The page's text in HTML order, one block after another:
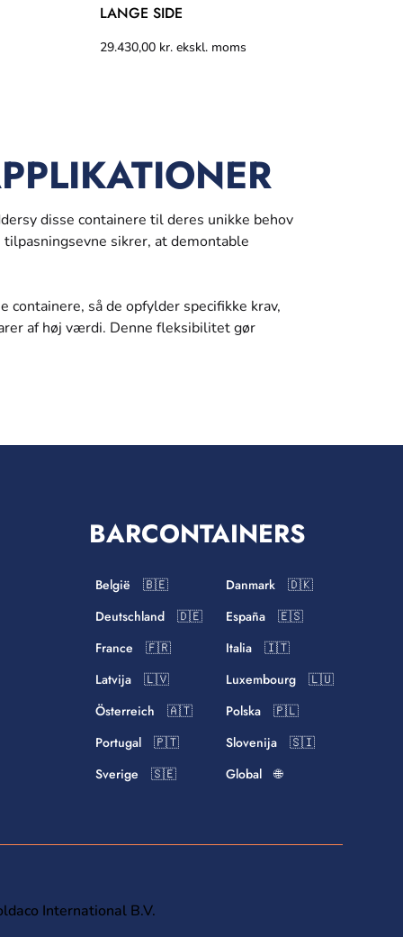
LANGE SIDE
29.430,00 kr. ekskl. moms
disse containere til deres unikke behov
sikrer, at demontable
så de opfylder specifikke krav,
af høj værdi. Denne fleksibilitet gør
BARCONTAINERS
België 🇧🇪
Danmark 🇩🇰
Deutschland 🇩🇪
España 🇪🇸
France 🇫🇷
Italia 🇮🇹
Latvija 🇱🇻
Luxembourg 🇱🇺
Österreich 🇦🇹
Polska 🇵🇱
Portugal 🇵🇹
Slovenija 🇸🇮
Sverige 🇸🇪
Global 🌐
International B.V.